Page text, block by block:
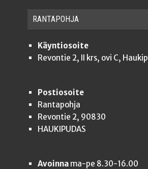
RAN­TA­POH­JA
Käyntiosoite
Revontie 2, II krs, ovi C,
Postiosoite
Rantapohja
Revontie 2, 90830
HAUKIPUDAS
Avoinnama-pe 8.30-16.00